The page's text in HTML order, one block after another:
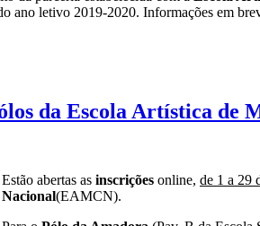
ano letivo 2019-2020. Informações em
da Escola Artística de
Estão abertas as inscrições online, de 1 a 29
Nacional(EAMCN).